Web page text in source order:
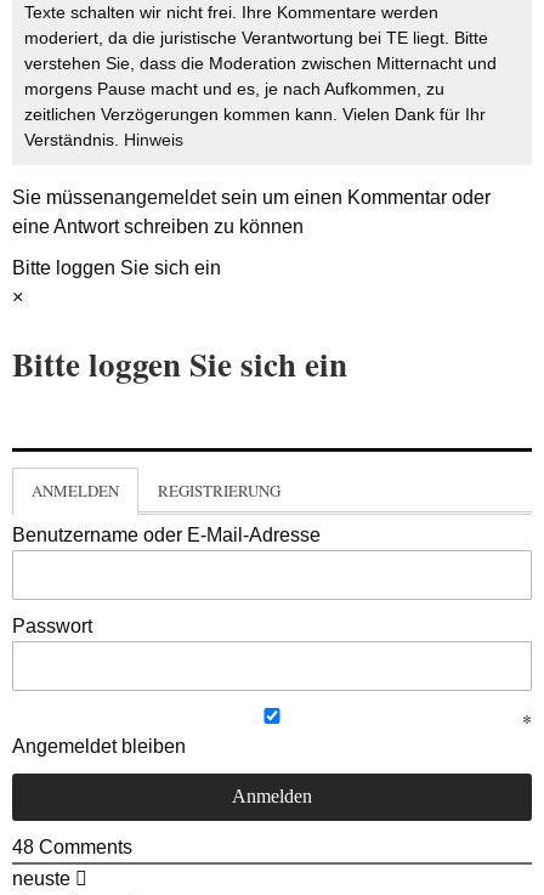
Texte schalten wir nicht frei. Ihre Kommentare werden
moderiert, da die juristische Verantwortung bei TE liegt. Bitte
verstehen Sie, dass die Moderation zwischen Mitternacht und
morgens Pause macht und es, je nach Aufkommen, zu
zeitlichen Verzögerungen kommen kann. Vielen Dank für Ihr
Verständnis. Hinweis
Sie müssenangemeldetsein um einen Kommentar oder
eine Antwort schreiben zu können
Bitte loggen Sie sich ein
×
Bitte loggen Sie sich ein
ANMELDEN REGISTRIERUNG
Benutzername oder E-Mail-Adresse
Passwort
Angemeldet bleiben
48 Comments
neuste